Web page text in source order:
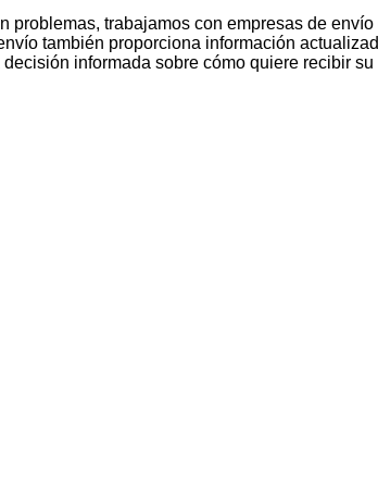
problemas, trabajamos con empresas de
también proporciona información
informada sobre cómo quiere recibir su